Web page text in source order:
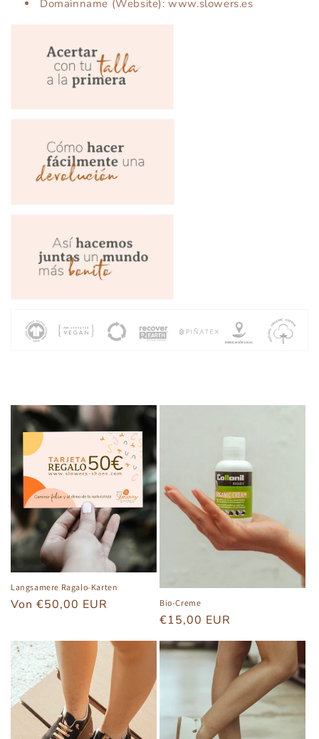
Domainname (Website): www.slowers.es
Langsamere Ragalo-Karten
Normaler
Von €50,00 EUR Bio-Creme
Normaler
Preis
€15,00 EUR